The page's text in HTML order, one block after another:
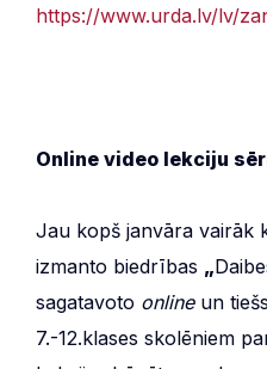
https://www.urda.lv/lv/
Online video lekciju
Jau kopš janvāra vairāk
izmanto biedrības „
sagatavoto online un
7.-12.klases skolēniem